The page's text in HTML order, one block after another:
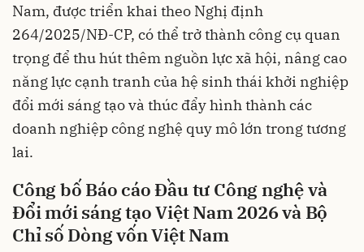
Nam, được triển khai theo Nghị định
264/2025/NĐ-CP, có thể trở thành công cụ quan
trọng để thu hút thêm nguồn lực xã hội, nâng cao
năng lực cạnh tranh của hệ sinh thái khởi nghiệp
đổi mới sáng tạo và thúc đẩy hình thành các
doanh nghiệp công nghệ quy mô lớn trong tương
lai.
Công bố Báo cáo Đầu tư Công nghệ và
Đổi mới sáng tạo Việt Nam 2026 và Bộ
Chỉ số Dòng vốn Việt Nam